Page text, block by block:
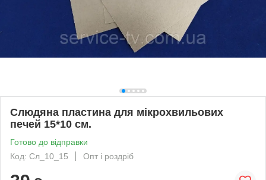
Слюдяна пластина для мікрохвильових
печей 15*10 см.
Готово до відправки
Код: Сл_10_15
Опт і роздріб